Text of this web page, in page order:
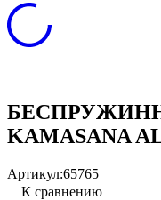
KAMASANA
Артикул:65765
К сравнению